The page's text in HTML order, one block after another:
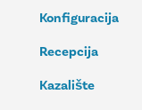
Konfiguracija
Recepcija
Kazalište